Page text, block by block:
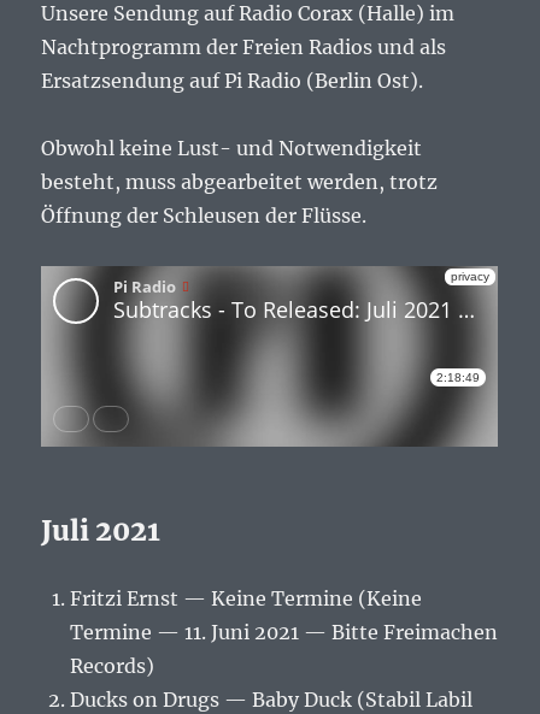
Unsere Sendung auf Radio Corax (Halle) im
Nachtprogramm der Freien Radios und als
Ersatzsendung auf Pi Radio (Berlin Ost).
Obwohl keine Lust- und Notwendigkeit
besteht, muss abgearbeitet werden, trotz
Öffnung der Schleusen der Flüsse.
Juli 2021
Fritzi Ernst — Keine Termine (Keine
Termine — 11. Juni 2021 — Bitte Freimachen
Records)
Ducks on Drugs — Baby Duck (Stabil Labil